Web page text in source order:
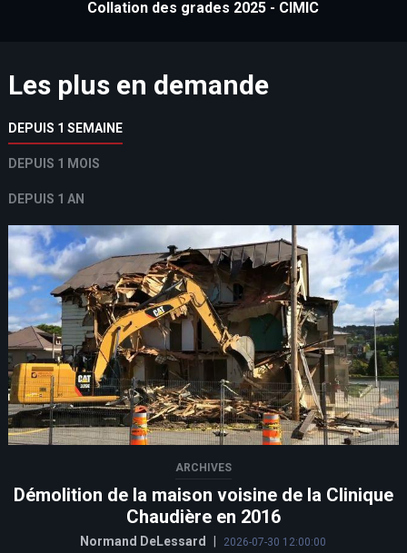
Collation des grades 2025 - CIMIC
Les plus en demande
DEPUIS 1 SEMAINE
DEPUIS 1 MOIS
DEPUIS 1 AN
ARCHIVES
Démolition de la maison voisine de la Clinique
Chaudière en 2016
Normand DeLessard 2026-07-30 12:00:00